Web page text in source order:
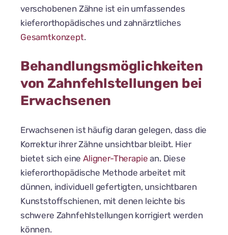
verschobenen Zähne ist ein umfassendes
kieferorthopädisches und zahnärztliches
Gesamtkonzept.
Behandlungsmöglichkeiten
von Zahnfehlstellungen bei
Erwachsenen
Erwachsenen ist häufig daran gelegen, dass die
Korrektur ihrer Zähne unsichtbar bleibt. Hier
bietet sich eineAligner-Therapie an. Diese
kieferorthopädische Methode arbeitet mit
dünnen, individuell gefertigten, unsichtbaren
Kunststoffschienen, mit denen leichte bis
schwere Zahnfehlstellungen korrigiert werden
können.